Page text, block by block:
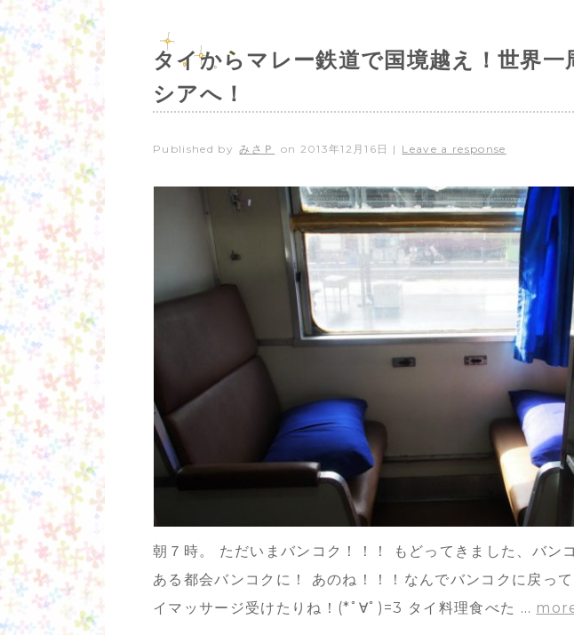
タイからマレー鉄道で国境越え！世界一
シアへ！
Published by みさＰ on 2013年12月16日 | Leave a response
朝７時。 ただいまバンコク！！！ もどってきました、バン
ある都会バンコクに！ あのね！！！なんでバンコクに戻っ
イマッサージ受けたりね！(*ﾟ∀ﾟ)=3 タイ料理食べた …